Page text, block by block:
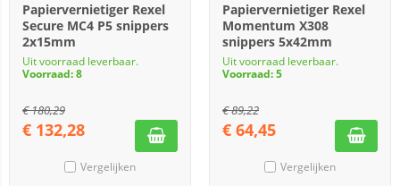
Papiervernietiger Rexel
Secure MC4 P5 snippers
2x15mm
Uit voorraad leverbaar.
Voorraad: 8
€180,29
€ 132,28
Vergelijken
Papiervernietiger Rexel
Momentum X308
snippers 5x42mm
Uit voorraad leverbaar.
Voorraad: 5
€89,22
€ 64,45
Vergelijken